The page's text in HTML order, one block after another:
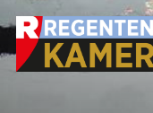
Skip to content